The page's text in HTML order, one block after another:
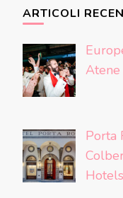
ARTICOLI
Atene
Porta